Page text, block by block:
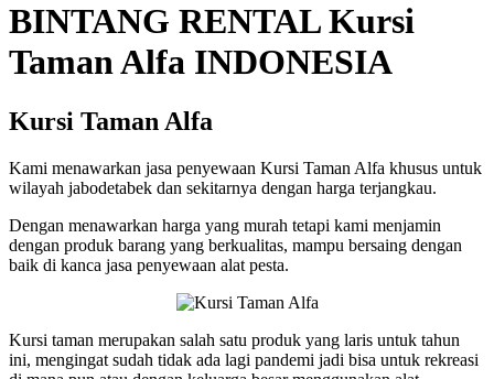
BINTANG RENTALKursi
Taman Alfa INDONESIA
Kursi Taman Alfa
Kami menawarkan jasa penyewaan Kursi Taman Alfa khusus untuk
wilayah jabodetabek dan sekitarnya dengan harga terjangkau.
Dengan menawarkan harga yang murah tetapi kami menjamin
dengan produk barang yang berkualitas, mampu bersaing dengan
baik di kanca jasa penyewaan alat pesta.
Kursi taman merupakan salah satu produk yang laris untuk tahun
ini, mengingat sudah tidak ada lagi pandemi jadi bisa untuk rekreasi